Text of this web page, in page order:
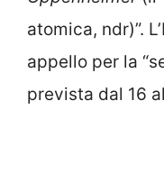
atomica, ndr)”.
appello per la
prevista dal 16